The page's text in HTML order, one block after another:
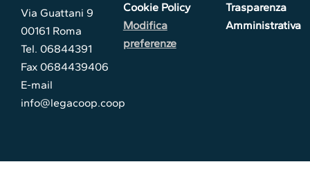
Via Guattani 9
00161 Roma
Tel. 06844391
Fax 0684439406
E-mail
info@legacoop.coop
Cookie Policy
Modifica
preferenze
Trasparenza
Amministrativa